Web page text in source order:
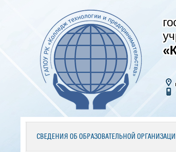
СВЕДЕНИЯ ОБ ОБРАЗОВАТЕЛЬНОЙ